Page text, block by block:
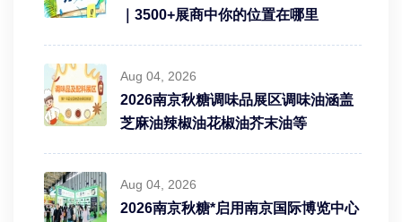
｜3500+展商中你的位置在哪里
Aug 04, 2026
2026南京秋糖调味品展区调味油涵盖
芝麻油辣椒油花椒油芥末油等
Aug 04, 2026
2026南京秋糖*启用南京国际博览中心